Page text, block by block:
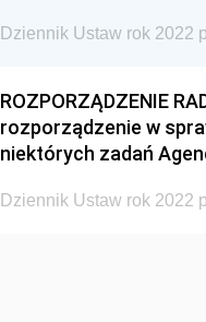
Dziennik Ustaw rok 2022
ROZPORZĄDZENIE
rozporządzenie w
niektórych zadań
Dziennik Ustaw rok 2022